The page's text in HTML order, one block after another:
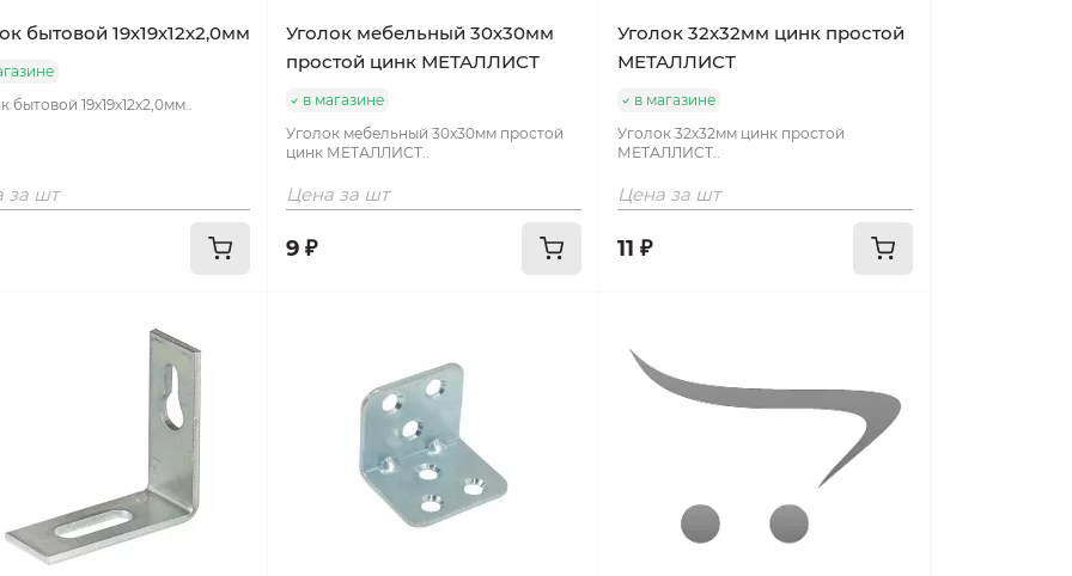
бытовой 19х19х12х2,0мм
бытовой 19х19х12х2,0мм..
за шт
Уголок мебельный 30х30мм
простой цинк МЕТАЛЛИСТ
в магазине
Уголок мебельный 30х30мм простой
цинк МЕТАЛЛИСТ..
Цена за шт
9 ₽
Уголок 32х32мм цинк простой
МЕТАЛЛИСТ
в магазине
Уголок 32х32мм цинк простой
МЕТАЛЛИСТ..
Цена за шт
11 ₽